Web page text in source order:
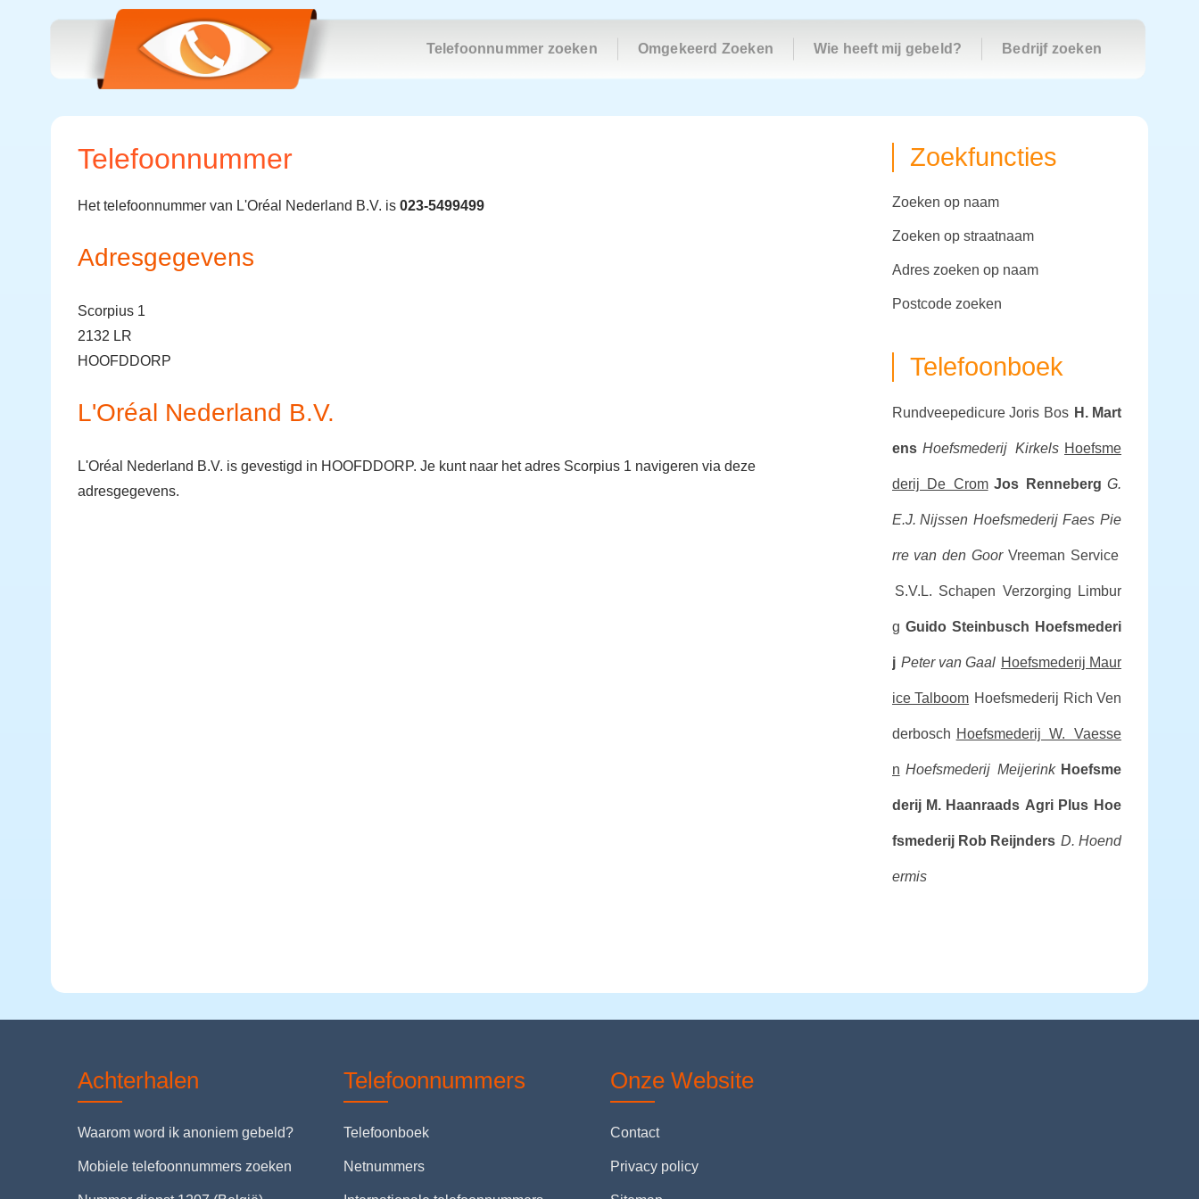
Telefoonnummer zoeken Omgekeerd Zoeken Wie heeft mij gebeld? Bedrijf zoeken
Telefoonnummer
Het telefoonnummer van L'Oréal Nederland B.V. is 023-5499499
Adresgegevens
Scorpius 1
2132 LR
HOOFDDORP
L'Oréal Nederland B.V.
L'Oréal Nederland B.V. is gevestigd in HOOFDDORP. Je kunt naar het adres Scorpius 1 navigeren via deze
adresgegevens.
Zoekfuncties
zoeken op naam
zoeken op straatnaam
adres zoeken op naam
postcode zoeken
Telefoonboek
Rundveepedicure Joris Bos H. Mart
ens Hoefsmederij Kirkels Hoefsme
derij De Crom Jos Renneberg G.
E.J. Nijssen Hoefsmederij Faes Pie
rre van den Goor Vreeman Service
S.V.L. Schapen Verzorging Limbur
g Guido Steinbusch Hoefsmederi
j Peter van Gaal Hoefsmederij Maur
ice Talboom Hoefsmederij Rich Ven
derbosch Hoefsmederij W. Vaesse
n Hoefsmederij Meijerink Hoefsme
derij M. Haanraads Agri Plus Hoe
fsmederij Rob Reijnders D. Hoend
ermis
Achterhalen
Waarom word ik anoniem gebeld?
Mobiele telefoonnummers zoeken
Telefoonnummers
Telefoonboek
Netnummers
Onze Website
Contact
Privacy policy